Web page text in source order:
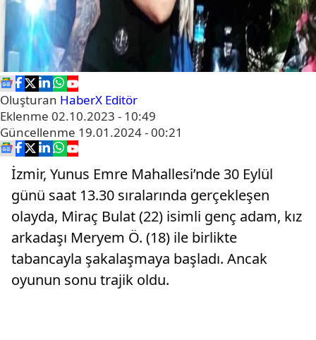
Oluşturan HaberX Editör
Eklenme 02.10.2023 - 10:49
Güncellenme 19.01.2024 - 00:21
İzmir, Yunus Emre Mahallesi’nde 30 Eylül
günü saat 13.30 sıralarında gerçekleşen
olayda, Miraç Bulat (22) isimli genç adam, kız
arkadaşı Meryem Ö. (18) ile birlikte
tabancayla şakalaşmaya başladı. Ancak
oyunun sonu trajik oldu.